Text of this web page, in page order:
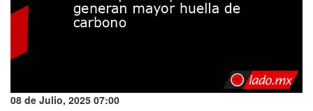
08 de Julio, 2025 07:00